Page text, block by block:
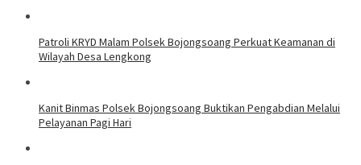
Patroli KRYD Malam Polsek Bojongsoang Perkuat Keamanan di
Wilayah Desa Lengkong
Kanit Binmas Polsek Bojongsoang Buktikan Pengabdian Melalui
Pelayanan Pagi Hari